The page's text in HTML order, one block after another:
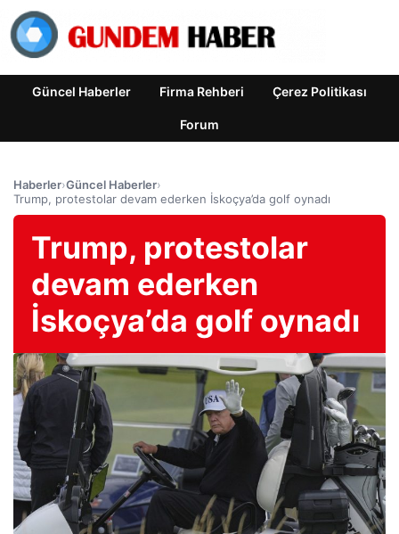
Güncel Haberler Firma Rehberi Çerez Politikası
Forum
Haberler›Güncel Haberler›
Trump, protestolar devam ederken İskoçya’da golf oynadı
Trump, protestolar
devam ederken
İskoçya’da golf oynadı